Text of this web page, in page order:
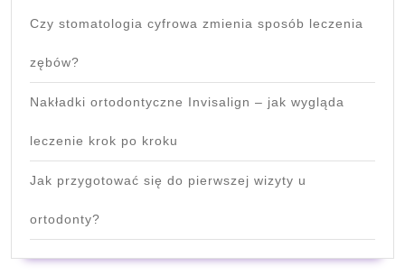
Czy stomatologia cyfrowa zmienia sposób leczenia
zębów?
Nakładki ortodontyczne Invisalign – jak wygląda
leczenie krok po kroku
Jak przygotować się do pierwszej wizyty u
ortodonty?